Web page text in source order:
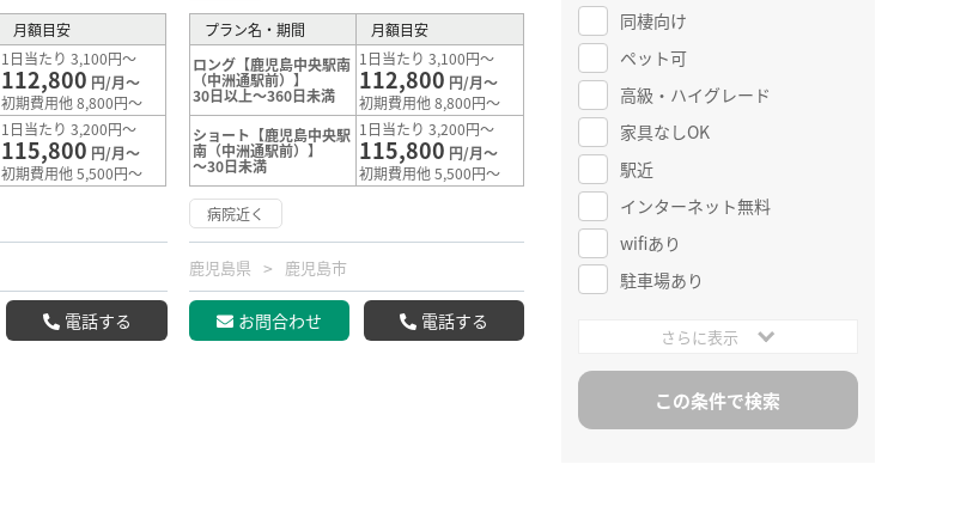
月額目安
1日当たり 3,100円～
112,800 円/月～
初期費用他 8,800円～
1日当たり 3,200円～
115,800 円/月～
初期費用他 5,500円～
電話する
プラン名・期間
月額目安
ロング【鹿児島中央駅南
（中洲通駅前）】
30日以上～360日未満
1日当たり 3,100円～
112,800 円/月～
初期費用他 8,800円～
ショート【鹿児島中央駅
南（中洲通駅前）】
～30日未満
1日当たり 3,200円～
115,800 円/月～
初期費用他 5,500円～
病院近く
鹿児島県 鹿児島市
お問合わせ 電話する
同棲向け
ペット可
高級・ハイグレード
家具なしOK
駅近
インターネット無料
wifiあり
駐車場あり
さらに表示